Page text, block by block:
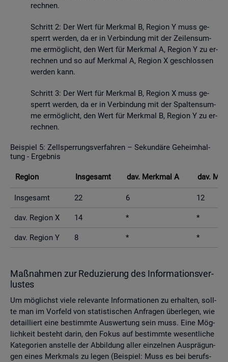
rech­nen.
Schritt 2: Der Wert für Merk­mal B, Re­gi­on Y muss ge­
sperrt wer­den, da er in Ver­bin­dung mit der Zei­len­sum­
me er­mög­licht, den Wert für Merk­mal A, Re­gi­on Y zu er­
rech­nen und so auf Merk­mal A, Re­gi­on X ge­schlos­sen
wer­den kann.
Schritt 3: Der Wert für Merk­mal B, Re­gi­on X muss ge­
sperrt wer­den, da er in Ver­bin­dung mit der Spal­ten­sum­
me er­mög­licht, den Wert für Merk­mal B, Re­gi­on Y zu er­
rech­nen.
Bei­spiel 5: Zell­sper­rungs­ver­fah­ren – Se­kun­dä­re Ge­heim­hal­
tung - Er­geb­nis
Re­gi­on Ins­ge­samt dav. Merk­mal A dav.
Ins­ge­samt 22 6 12
dav. Re­gi­on X 14 * *
dav. Re­gi­on Y 8 * *
Maß­nah­men zur Re­du­zie­rung des In­for­ma­ti­ons­ver­
lus­tes
Um mög­lichst viele re­le­van­te In­for­ma­tio­nen zu er­hal­ten, soll­
te man im Vor­feld von sta­tis­ti­schen An­fra­gen über­le­gen, wie
de­tail­liert eine be­stimm­te Aus­wer­tung sein muss. Eine Mög­
lich­keit be­steht darin, den Fokus auf be­stimm­te we­sent­li­che
Ka­te­go­ri­en an­stel­le der Ab­bil­dung aller ein­zel­nen Aus­prä­gun­
gen eines Merk­mals zu legen (Bei­spiel: Muss es bei be­rufs­